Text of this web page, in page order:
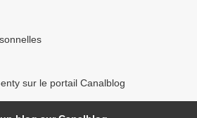
sur le portail Canalblog